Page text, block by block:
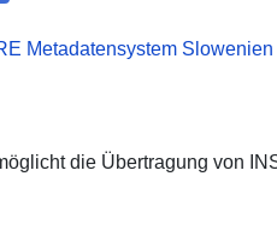
Metadatensystem Slowenien
die Übertragung von